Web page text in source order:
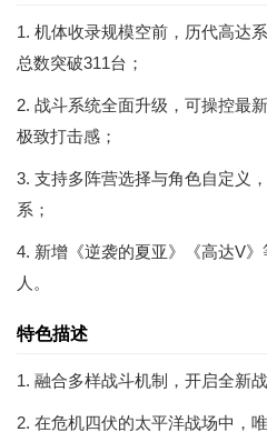
1. 机体收录规模空前，历代高达
总数突破311台；
2. 战斗系统全面升级，可操控最
极致打击感；
3. 支持多阵营选择与角色自定义
系；
4. 新增《逆袭的夏亚》《高达V
人。
特色描述
1. 融合多样战斗机制，开启全新
2. 在危机四伏的太平洋战场中，